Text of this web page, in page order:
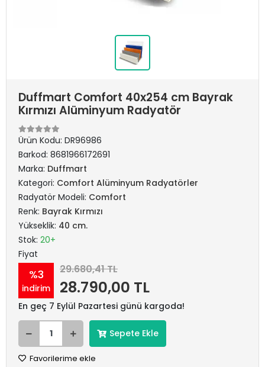
Duffmart Comfort 40x254 cm Bayrak
Kırmızı Alüminyum Radyatör
Ürün Kodu: DR96986
Barkod: 8681966172691
Marka: Duffmart
Kategori: Comfort Alüminyum Radyatörler
Radyatör Modeli: Comfort
Renk: Bayrak Kırmızı
Yükseklik: 40 cm.
Stok: 20+
Fiyat
%3
indirim
29.680,41 TL
28.790,00 TL
En geç 7 Eylül Pazartesi günü kargoda!
Sepete Ekle
Favorilerime ekle